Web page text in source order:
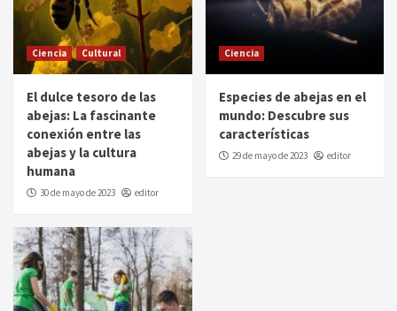
Ciencia Cultural
El dulce tesoro de las
abejas: La fascinante
conexión entre las
abejas y la cultura
humana
30 de mayo de 2023 editor
Ciencia
Especies de abejas en el
mundo: Descubre sus
características
29 de mayo de 2023 editor